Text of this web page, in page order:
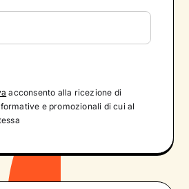
acconsento alla ricezione di
e promozionali di cui al